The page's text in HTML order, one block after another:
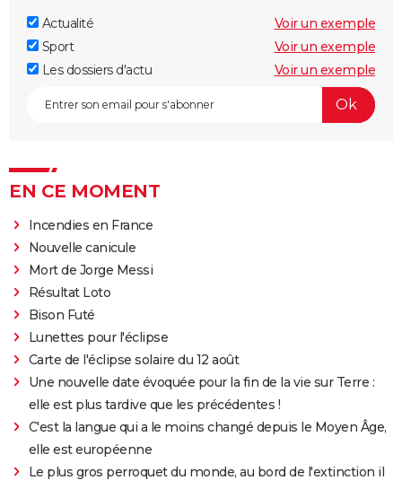
Actualité
Voir un exemple
Sport
Voir un exemple
Les dossiers d'actu
Voir un exemple
EN CE MOMENT
Incendies en France
Nouvelle canicule
Mort de Jorge Messi
Résultat Loto
Bison Futé
Lunettes pour l'éclipse
Carte de l'éclipse solaire du 12 août
Une nouvelle date évoquée pour la fin de la vie sur Terre :
elle est plus tardive que les précédentes !
C'est la langue qui a le moins changé depuis le Moyen Âge,
elle est européenne
Le plus gros perroquet du monde, au bord de l'extinction il